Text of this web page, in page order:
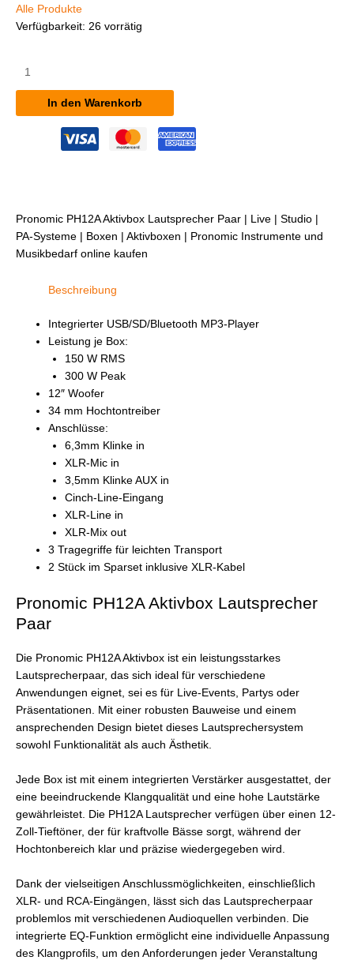
Alle Produkte
Verfügbarkeit: 26 vorrätig
PH12A
Aktivbox
Lautsprecher
In den Warenkorb
Pronomic PH12A Aktivbox Lautsprecher Paar | Live | Studio |
PA-Systeme | Boxen | Aktivboxen | Pronomic Instrumente und
Musikbedarf online kaufen
Beschreibung
Integrierter USB/SD/Bluetooth MP3-Player
Leistung je Box:
150 W RMS
300 W Peak
12″ Woofer
34 mm Hochtontreiber
Anschlüsse:
6,3mm Klinke in
XLR-Mic in
3,5mm Klinke AUX in
Cinch-Line-Eingang
XLR-Line in
XLR-Mix out
3 Tragegriffe für leichten Transport
2 Stück im Sparset inklusive XLR-Kabel
Pronomic PH12A Aktivbox Lautsprecher
Paar
Die Pronomic PH12A Aktivbox ist ein leistungsstarkes
Lautsprecherpaar, das sich ideal für verschiedene
Anwendungen eignet, sei es für Live-Events, Partys oder
Präsentationen. Mit einer robusten Bauweise und einem
ansprechenden Design bietet dieses Lautsprechersystem
sowohl Funktionalität als auch Ästhetik.
Jede Box ist mit einem integrierten Verstärker ausgestattet, der
eine beeindruckende Klangqualität und eine hohe Lautstärke
gewährleistet. Die PH12A Lautsprecher verfügen über einen 12-
Zoll-Tieftöner, der für kraftvolle Bässe sorgt, während der
Hochtonbereich klar und präzise wiedergegeben wird.
Dank der vielseitigen Anschlussmöglichkeiten, einschließlich
XLR- und RCA-Eingängen, lässt sich das Lautsprecherpaar
problemlos mit verschiedenen Audioquellen verbinden. Die
integrierte EQ-Funktion ermöglicht eine individuelle Anpassung
des Klangprofils, um den Anforderungen jeder Veranstaltung